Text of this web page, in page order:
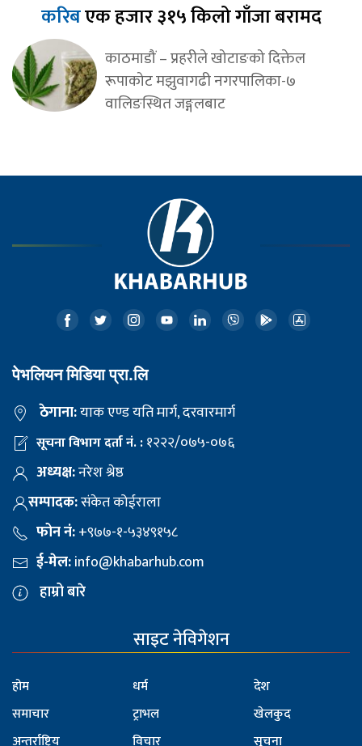
करिबएक हजार ३१५ किलो गाँजा बरामद
काठमाडौं – प्रहरीले खोटाङको दिक्तेल
रूपाकोट मझुवागढी नगरपालिका-७
वालिङस्थित जङ्गलबाट
पेभलियन मिडिया प्रा.लि
ठेगाना:याक एण्ड यति मार्ग, दरवारमार्ग
सूचना विभाग दर्ता नं. :१२२२/०७५-०७६
अध्यक्ष:नरेश श्रेष्ठ
सम्पादक:संकेत कोईराला
फोन नं:+९७७-१-५३४९१५८
ई-मेल:info@khabarhub.com
हाम्रो बारे
साइट नेविगेशन
होम
समाचार
धर्म
ट्राभल
देश
खेलकुद